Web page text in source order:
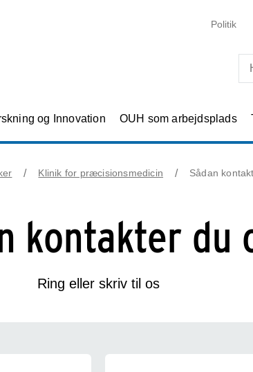
Politik
og Innovation OUH som arbejdsplads
Klinik for præcisionsmedicin Sådan
kontakter du
Ring eller skriv til os